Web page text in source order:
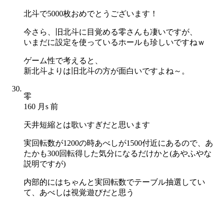
北斗で5000枚おめでとうございます！
今さら、旧北斗に目覚める零さんも凄いですが、
いまだに設定を使っているホールも珍しいですねｗ
ゲーム性で考えると、
新北斗よりは旧北斗の方が面白いですよね～。
零
160 月s 前
天井短縮とは歌いすぎだと思います
実回転数が1200の時あべしが1500付近にあるので、あ
たかも300回転得した気分になるだけかと(あやふやな
説明ですが)
内部的にはちゃんと実回転数でテーブル抽選してい
て、あべしは視覚遊びだと思う